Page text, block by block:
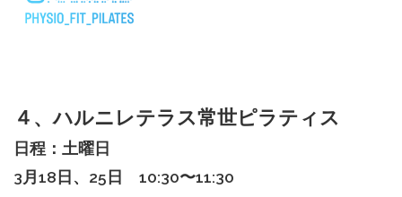
４、ハルニレテラス常世ピラティス
日程：土曜日
3月18日、25日 10:30〜11:30